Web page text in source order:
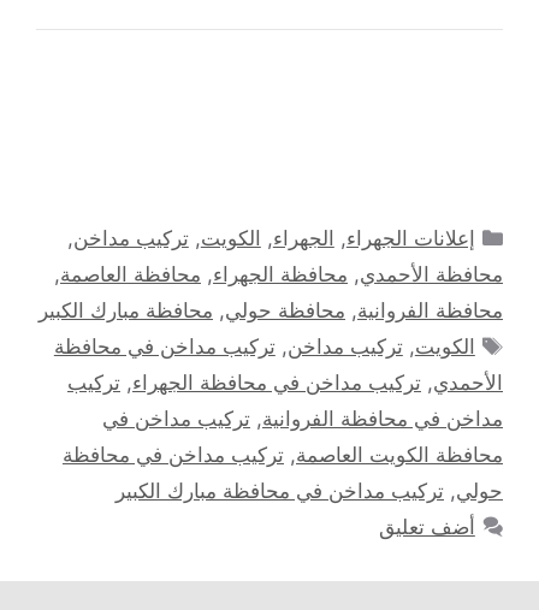
التصنيفات
إعلانات الجهراء, الجهراء, الكويت,تركيب مداخن,
محافظة الأحمدي, محافظة الجهراء, محافظة العاصمة,
محافظة الفروانية, محافظة حولي, محافظة مبارك الكبير
الوسوم
الكويت,تركيب مداخن,تركيب مداخن في محافظة
الأحمدي, تركيب مداخن في محافظة الجهراء, تركيب
مداخن في محافظة الفروانية, تركيب مداخن في
محافظة الكويت العاصمة, تركيب مداخن في محافظة
حولي, تركيب مداخن في محافظة مبارك الكبير
أضف تعليق